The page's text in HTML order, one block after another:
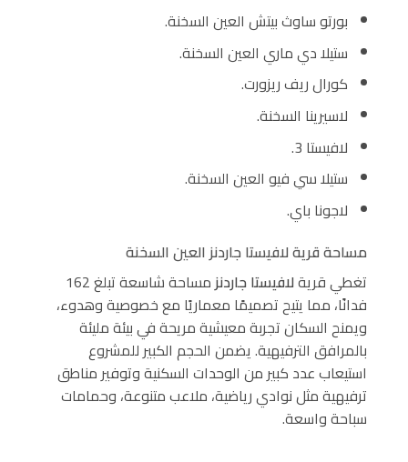
بورتو ساوث بيتش العين السخنة.
ستيلا دي ماري العين السخنة.
كورال ريف ريزورت.
لاسيرينا السخنة.
لافيستا 3.
ستيلا سي فيو العين السخنة.
لاجونا باي.
مساحة قرية لافيستا جاردنز العين السخنة
تغطي قريةلافيستا جاردنز
مساحة شاسعة تبلغ 162
فدانًا، مما يتيح تصميمًا معماريًا مع خصوصية وهدوء،
ويمنح السكان تجربة معيشية مريحة في بيئة مليئة
بالمرافق الترفيهية. يضمن الحجم الكبير للمشروع
استيعاب عدد كبير من الوحدات السكنية وتوفير مناطق
ترفيهية مثل نوادي رياضية، ملاعب متنوعة، وحمامات
سباحة واسعة.